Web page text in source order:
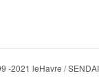
-2021 leHavre /